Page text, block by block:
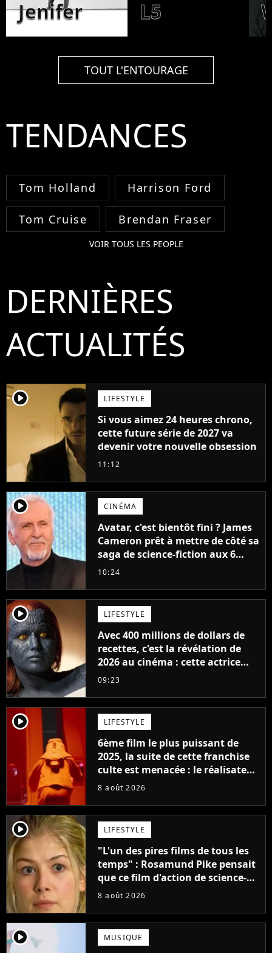
Jenifer L5
TOUT L'ENTOURAGE
TENDANCES
Tom Holland Harrison Ford
Tom Cruise Brendan Fraser
VOIR TOUS LES PEOPLE
DERNIÈRES
ACTUALITÉS
player2 LIFESTYLE
Si vous aimez 24 heures chrono,
cette future série de 2027 va
devenir votre nouvelle obsession
11:12
player2 CINÉMA
Avatar, c'est bientôt fini ? James
Cameron prêt à mettre de côté sa
saga de science-fiction aux 6
milliards de recettes
10:24
player2 LIFESTYLE
Avec 400 millions de dollars de
recettes, c'est la révélation de
2026 au cinéma : cette actrice
adorée prête à remplacer
09:23
player2 LIFESTYLE
6ème film le plus puissant de
2025, la suite de cette franchise
culte est menacée : le réalisateur
claque la porte pour "différends
8 août 2026
player2 LIFESTYLE
"L'un des pires films de tous les
temps" : Rosamund Pike pensait
que ce film d'action de science-
fiction avec Dwayne Johnson
8 août 2026
player2 MUSIQUE